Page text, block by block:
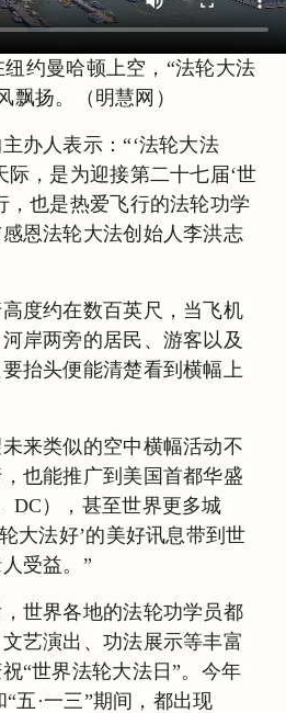
约曼哈顿上空，“法轮大法
飘扬。（明慧网）
办人表示：“‘法轮大法
际，是为迎接第二十七届‘世
，也是热爱飞行的法轮功学
恩法轮大法创始人李洪志
度约在数百英尺，当飞机
岸两旁的居民、游客以及
抬头便能清楚看到横幅上
来类似的空中横幅活动不
也能推广到美国首都华盛
DC），甚至世界更多城
大法好’的美好讯息带到世
受益。”
世界各地的法轮功学员都
艺演出、功法展示等丰富
“世界法轮大法日”。今年
“五·一三”期间，都出现